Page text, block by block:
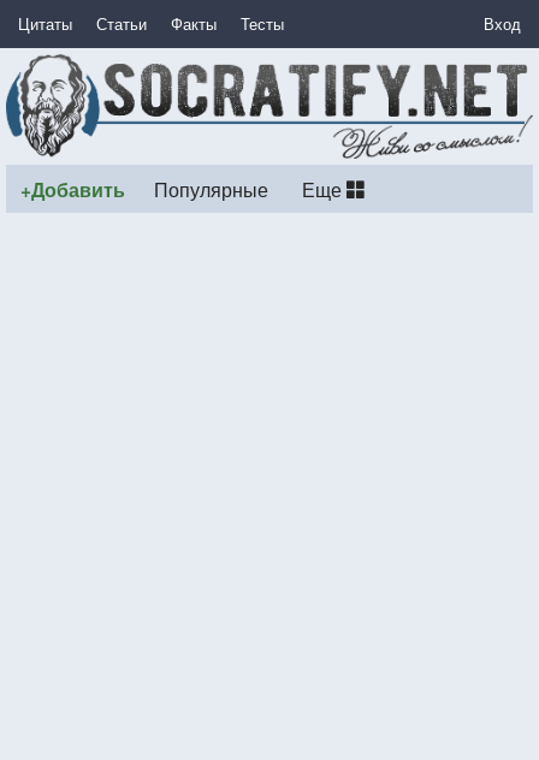
Цитаты Статьи Факты Тесты Вход
+Добавить Популярные Еще